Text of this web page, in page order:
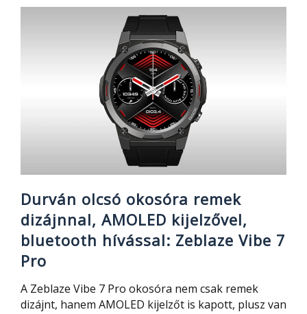
2023
április
29.-
én:
a
nyeremény
egy
fejhallgató
és
egy
töltő
adapter
Durván olcsó okosóra remek
dizájnnal, AMOLED kijelzővel,
bluetooth hívással: Zeblaze Vibe 7
Pro
A Zeblaze Vibe 7 Pro okosóra nem csak remek
dizájnt, hanem AMOLED kijelzőt is kapott, plusz van